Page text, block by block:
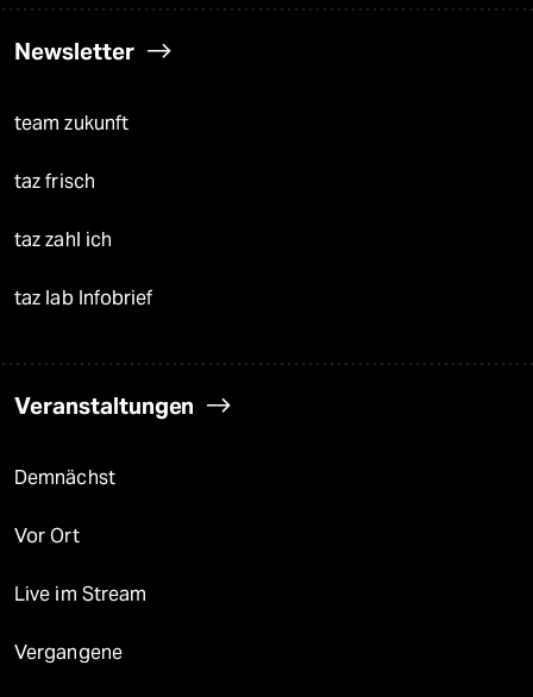
Newsletter
team zukunft
taz frisch
taz zahl ich
taz lab Infobrief
Veranstaltungen
Demnächst
Vor Ort
Live im Stream
Vergangene